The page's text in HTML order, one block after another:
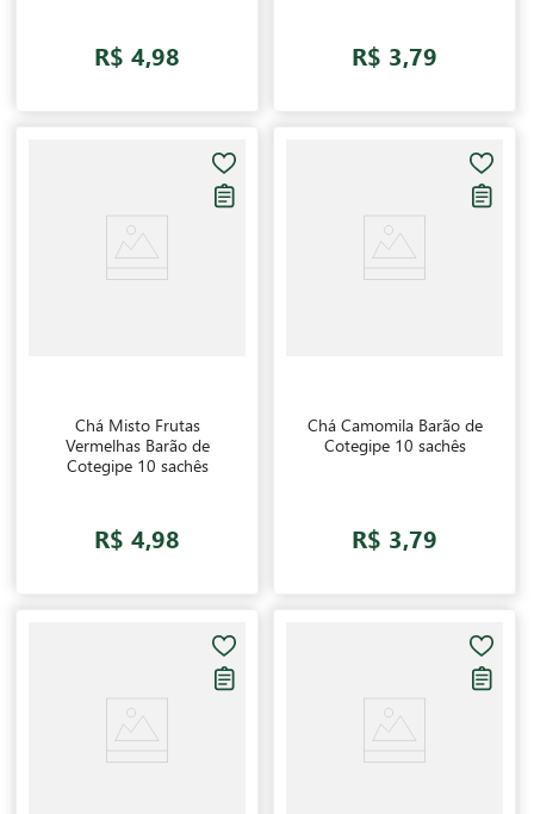
R$ 4,98 R$ 3,79
Chá Misto Frutas
Vermelhas Barão de
Cotegipe 10 sachês
R$ 4,98
Chá Camomila Barão de
Cotegipe 10 sachês
R$ 3,79